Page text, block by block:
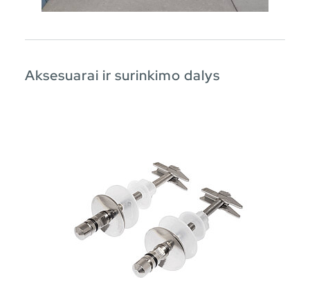
Aksesuarai ir surinkimo dalys